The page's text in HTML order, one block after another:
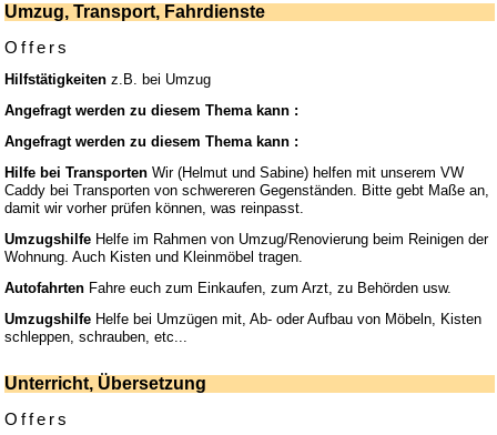
Umzug, Transport, Fahrdienste
Offers
Hilfstätigkeiten z.B. bei Umzug
Angefragt werden zu diesem Thema kann :
Angefragt werden zu diesem Thema kann :
Hilfe bei Transporten Wir (Helmut und Sabine) helfen mit unserem VW
Caddy bei Transporten von schwereren Gegenständen. Bitte gebt Maße an,
damit wir vorher prüfen können, was reinpasst.
Umzugshilfe Helfe im Rahmen von Umzug/Renovierung beim Reinigen der
Wohnung. Auch Kisten und Kleinmöbel tragen.
Autofahrten Fahre euch zum Einkaufen, zum Arzt, zu Behörden usw.
Umzugshilfe Helfe bei Umzügen mit, Ab- oder Aufbau von Möbeln, Kisten
schleppen, schrauben, etc...
Unterricht, Übersetzung
Offers